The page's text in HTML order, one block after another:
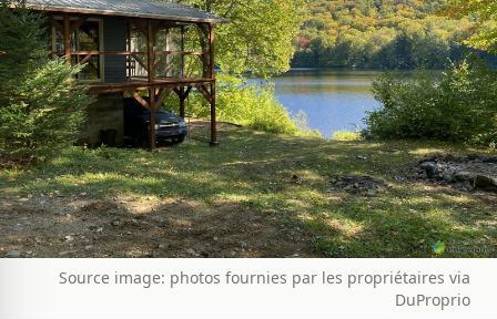
Source image: photos fournies par les propriétaires via
DuProprio